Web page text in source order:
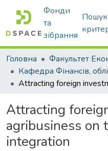
Фонди
та
зібрання
Пошук
Головна
Attracting
agribusiness on
integration